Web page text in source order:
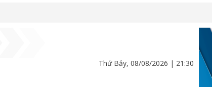
Thứ Bảy, 08/08/2026 | 21:30